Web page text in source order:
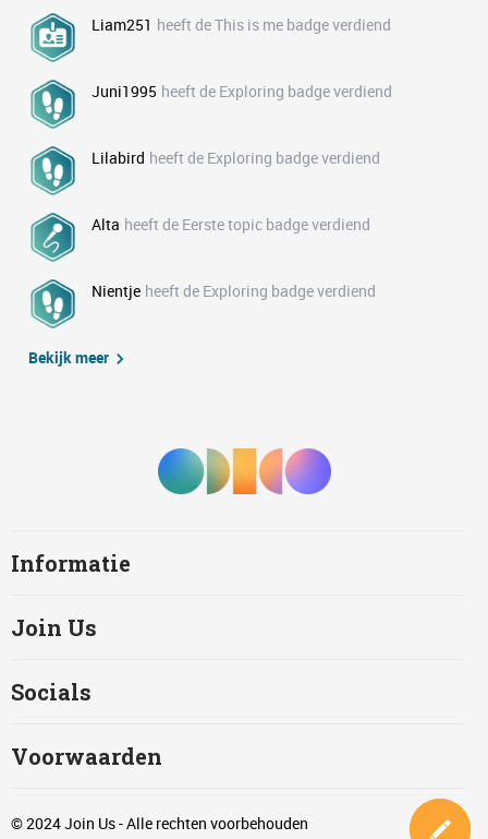
Liam251 heeft de This is me badge verdiend
Juni1995 heeft de Exploring badge verdiend
Lilabird heeft de Exploring badge verdiend
Alta heeft de Eerste topic badge verdiend
Nientje heeft de Exploring badge verdiend
Bekijk meer
Informatie
Join Us
Socials
Voorwaarden
© 2024 Join Us - Alle rechten voorbehouden